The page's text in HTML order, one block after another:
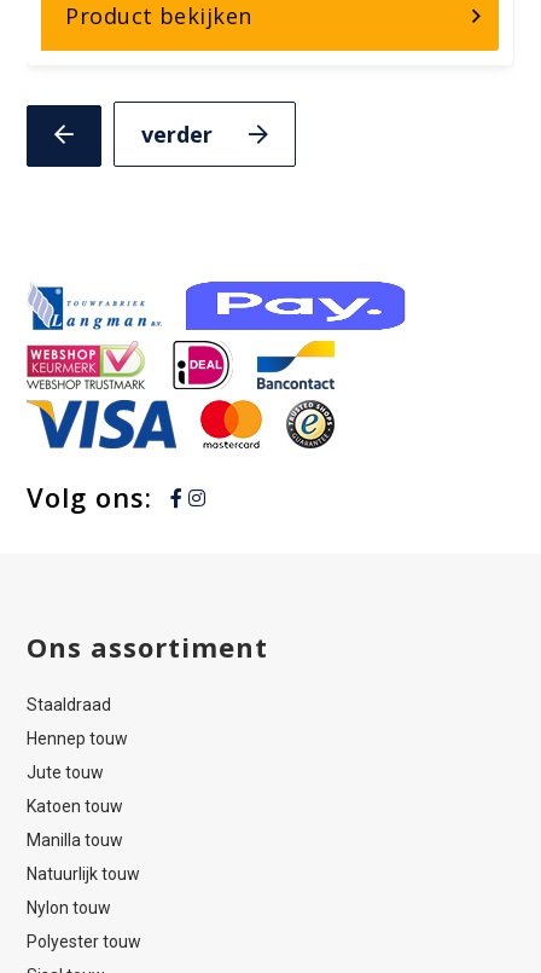
Product bekijken
Leuninghouders
Vorige
slide
Volgende
Volg ons:
Ons assortiment
Staaldraad
Hennep touw
Jute touw
Katoen touw
Manilla touw
Natuurlijk touw
Nylon touw
Polyester touw